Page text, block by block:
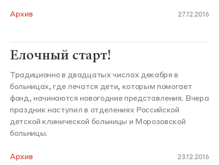
Архив 27.12.2016
Елочный старт!
Традиционно в двадцатых числах декабря в
больницах, где лечатся дети, которым помогает
фонд, начинаются новогодние представления. Вчера
праздник наступил в отделениях Российской
детской клинической больницы и Морозовской
больницы.
Архив 23.12.2016